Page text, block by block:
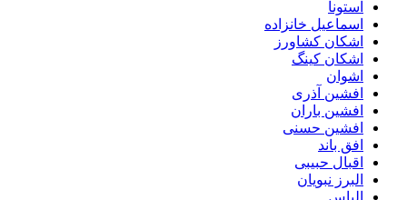
استونا
اسماعیل خانزاده
اشکان کشاورز
اشکان کینگ
اشوان
افشین آذری
افشین باران
افشین حسنی
افق باند
اقبال حبیبی
البرز نبویان
الیاس